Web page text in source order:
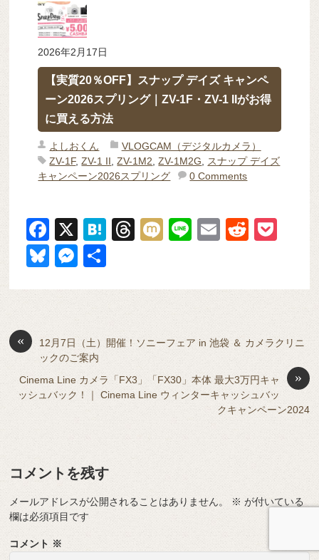
2026年2月17日
【実質20％OFF】スナップ デイズ キャンペ
ーン2026スプリング｜ZV-1F・ZV-1 IIがお得
に買える方法
よしおくん
VLOGCAM（デジタルカメラ）
ZV-1F,ZV-1 II ,ZV-1M2 ,ZV-1M2G
スナップ デイズ
キャンペーン2026スプリング
0 Comments
F
a
c
e
o
o
k
X
H
n
T
a
s
M
Li
E
R
di et
Bl
e
y
M
n
g
er
«
12月7日（土）開催！ソニーフェア in 池袋 ＆ カメラクリニ
ックのご案内
»
Cinema Line カメラ「FX3」「FX30」本体 最大3万円キャ
ッシュバック！｜ Cinema Line ウィンターキャッシュバッ
クキャンペーン2024
コメントを残す
メールアドレスが公開されることはありません。 ※ が付いている
欄は必須項目です
コメント ※